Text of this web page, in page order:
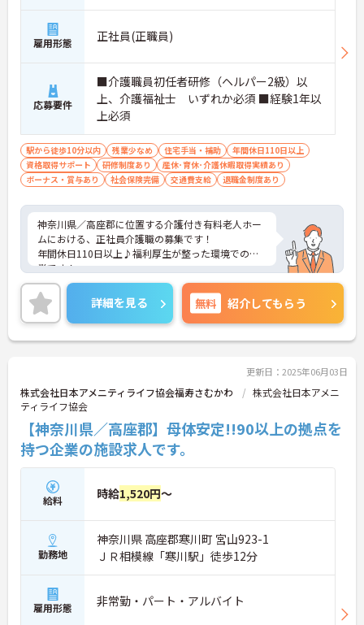
雇用形態 正社員(正職員)
応募要件
■介護職員初任者研修（ヘルパー2級）以
上、介護福祉士 いずれか必須 ■経験1年以
上必須
駅から徒歩10分以内 残業少なめ 住宅手当・補助
年間休日110日以上
資格取得サポート
研修制度あり
産休･育休･介護休暇取得実績あり
ボーナス・賞与あり
社会保険完備 交通費支給 退職金制度あり
神奈川県／高座郡に位置する介護付き有料老人ホー
ムにおける、正社員介護職の募集です！
年間休日110日以上♪福利厚生が整った環境での就
業です！
ご興味ある方には、面接対策ポイントなど、さらに
詳細をお話しいたしますのでお気軽にご相談くださ
い。
詳細を見る 無料 紹介してもらう
更新日：2025年06月03日
株式会社日本アメニティライフ協会福寿さむかわ
株式会社日本アメニ
ティライフ協会
【神奈川県／高座郡】母体安定!!90以上の拠点を
持つ企業の施設求人です。
給料 時給1,520円～
勤務地
神奈川県 高座郡寒川町 宮山923-1
ＪＲ相模線「寒川駅」徒歩12分
雇用形態 非常勤・パート・アルバイト